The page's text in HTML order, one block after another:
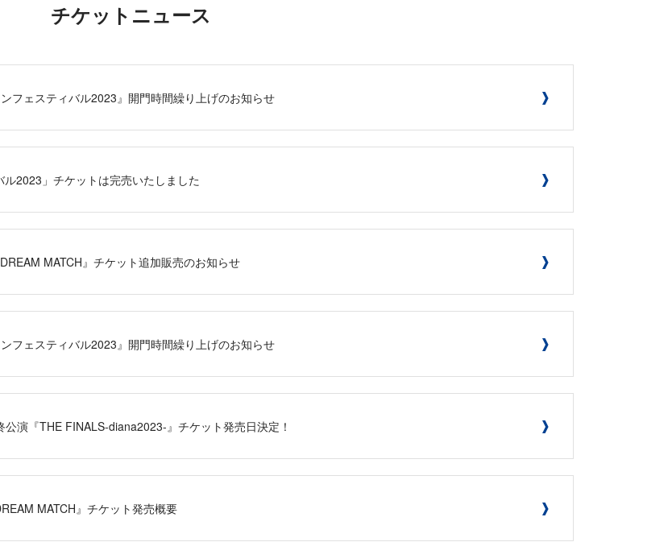
チケットニュース
フェスティバル2023』開門時間繰り上げのお知らせ
2023」チケットは完売いたしました
MATCH』チケット追加販売のお知らせ
フェスティバル2023』開門時間繰り上げのお知らせ
演『THE FINALS-diana2023-』チケット発売日決定！
MATCH』チケット発売概要